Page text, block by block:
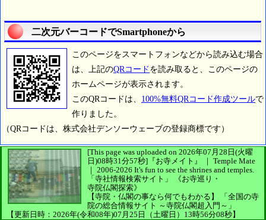
二次元バーコードでSmartphoneから
このページをスマートフォンなどから読み込む場合
は、上記のQRコード を読み取ると、このページの
ホームページが表示されます。
このQRコードは、 100%無料QRコード作成ツールで
作りました。
（QRコードは、株式会社デンソーウェーブの登録商標です）
[This page was uploaded on 2026年07月28日(火曜
日)08時31分57秒] 『お寺メイト』 ｜ Temple Mate
｜ 2006-2026 It's fun to see the shrines and temples.
「寺社情報検索サイト」
《お寺巡り・
寺院仏閣探索》
【寺院・仏閣の事なら何でもわかる】
「全国の寺
院の総合情報サイト ～寺院仏閣超入門～」
【更新日時：2026年(令和08年)07月25日（土曜日）13時56分08秒】